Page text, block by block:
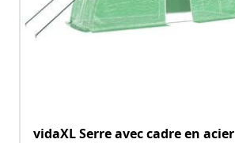
vidaXL Serre avec cadre en acier